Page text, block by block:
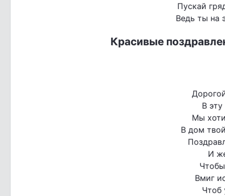
Пускай
Ведь ты на
Красивые
В
Мы
В дом
И
Вмиг
Чтоб